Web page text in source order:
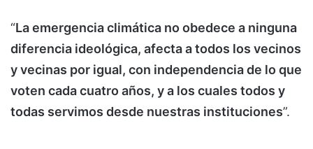
“La emergencia climática no obedece a ninguna
diferencia ideológica, afecta a todos los vecinos
y vecinas por igual, con independencia de lo que
voten cada cuatro años, y a los cuales todos y
todas servimos desde nuestras instituciones”.